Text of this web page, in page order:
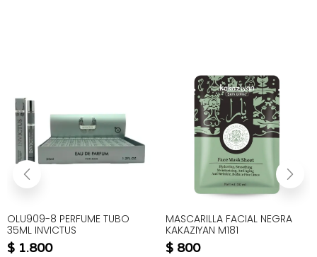
OLU909-8 PERFUME TUBO
35ML INVICTUS
$ 1.800
MASCARILLA FACIAL NEGRA
KAKAZIYAN M181
$ 800